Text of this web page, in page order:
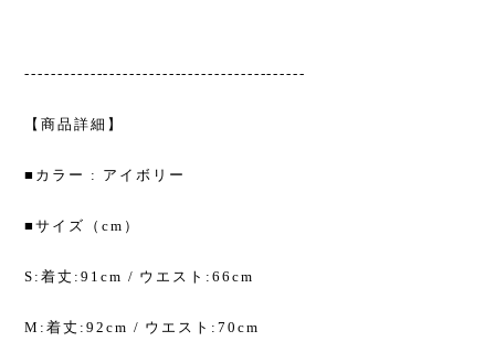
-------------------------------------------
【商品詳細】
■カラー : アイボリー
■サイズ（cm）
S:着丈:91cm / ウエスト:66cm
M:着丈:92cm / ウエスト:70cm